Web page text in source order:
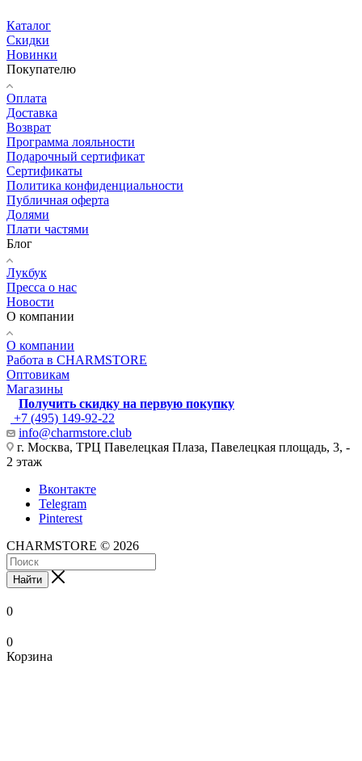
Каталог
Скидки
Новинки
Покупателю
Оплата
Доставка
Возврат
Программа лояльности
Подарочный сертификат
Сертификаты
Политика конфиденциальности
Публичная оферта
Долями
Плати частями
Блог
Лукбук
Пресса о нас
Новости
О компании
О компании
Работа в CHARMSTORE
Оптовикам
Магазины
Получить скидку на первую покупку
+7 (495) 149-92-22
info@charmstore.club
г. Москва, ТРЦ Павелецкая Плаза, Павелецкая площадь, 3, -
2 этаж
Вконтакте
Telegram
Pinterest
CHARMSTORE © 2026
Найти
0
0
Корзина